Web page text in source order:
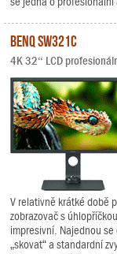
BenQ SW321C
4K 32“ LCD
V relativně krátké době
zobrazovač s
impresivní. Najednou
„skovat“ a standardní